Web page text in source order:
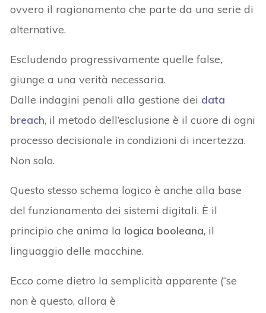
ovvero il ragionamento che parte da una serie di
alternative.
Escludendo progressivamente quelle false,
giunge a una verità necessaria.
Dalle indagini penali alla gestione dei data
breach, il metodo dell’esclusione è il cuore di ogni
processo decisionale in condizioni di incertezza.
Non solo.
Questo stesso schema logico è anche alla base
del funzionamento dei sistemi digitali. È il
principio che anima la logica booleana, il
linguaggio delle macchine.
Ecco come dietro la semplicità apparente (“se
non è questo, allora è